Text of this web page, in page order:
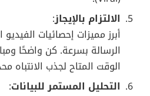
تستهدف فئات عمرية شبابية.
الميزة التنافسية: إن لم
من الوقت لاستكشاف منصة
البقاء على إنستغرام
المتعة ذاتها تقريبًا.